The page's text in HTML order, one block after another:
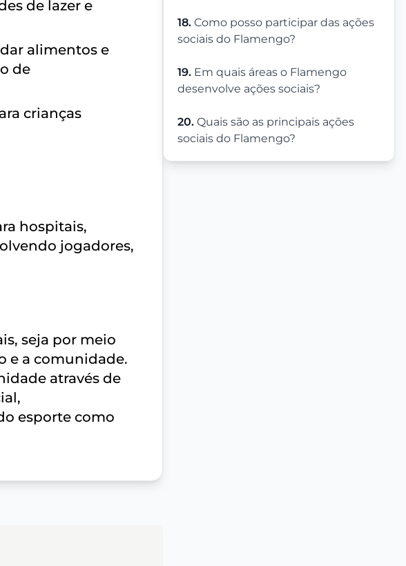
18. Como posso participar das ações
sociais do Flamengo?
19. Em quais áreas o Flamengo
desenvolve ações sociais?
20. Quais são as principais ações
sociais do Flamengo?
de lazer e
alimentos e
de
crianças
hospitais,
jogadores,
seja por meio
e a comunidade.
através de
esporte como